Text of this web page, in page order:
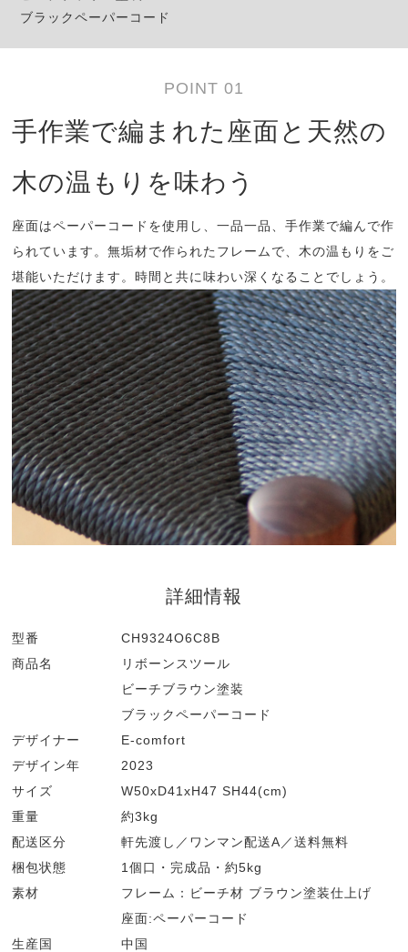
ブラックペーパーコード
POINT 01
手作業で編まれた座面と天然の
木の温もりを味わう
座面はペーパーコードを使用し、一品一品、手作業で編んで作
られています。無垢材で作られたフレームで、木の温もりをご
堪能いただけます。時間と共に味わい深くなることでしょう。
詳細情報
型番
CH9324O6C8B
商品名
リボーンスツール
ビーチブラウン塗装
ブラックペーパーコード
デザイナー
E-comfort
デザイン年
2023
サイズ
W50xD41xH47 SH44(cm)
重量
約3kg
配送区分
軒先渡し／ワンマン配送A／送料無料
梱包状態
1個口・完成品・約5kg
素材
フレーム：ビーチ材 ブラウン塗装仕上げ
座面:ペーパーコード
生産国
中国